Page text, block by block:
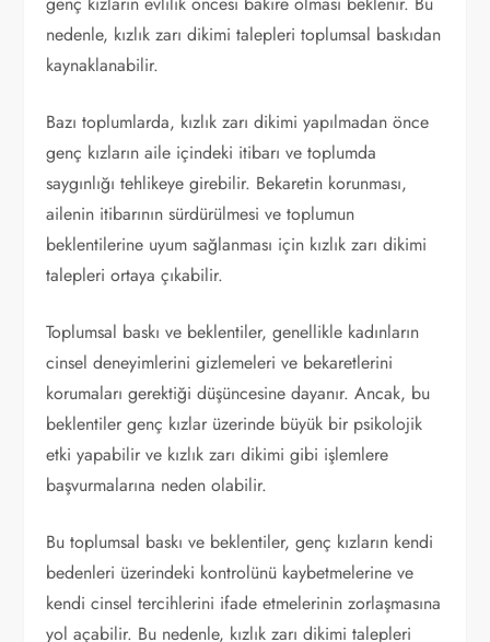
nedenle, kızlık zarı dikimi talepleri toplumsal baskıdan
kaynaklanabilir.
Bazı toplumlarda, kızlık zarı dikimi yapılmadan önce
genç kızların aile içindeki itibarı ve toplumda
saygınlığı tehlikeye girebilir. Bekaretin korunması,
ailenin itibarının sürdürülmesi ve toplumun
beklentilerine uyum sağlanması için kızlık zarı dikimi
talepleri ortaya çıkabilir.
Toplumsal baskı ve beklentiler, genellikle kadınların
cinsel deneyimlerini gizlemeleri ve bekaretlerini
korumaları gerektiği düşüncesine dayanır. Ancak, bu
beklentiler genç kızlar üzerinde büyük bir psikolojik
etki yapabilir ve kızlık zarı dikimi gibi işlemlere
başvurmalarına neden olabilir.
Bu toplumsal baskı ve beklentiler, genç kızların kendi
bedenleri üzerindeki kontrolünü kaybetmelerine ve
kendi cinsel tercihlerini ifade etmelerinin zorlaşmasına
yol açabilir. Bu nedenle, kızlık zarı dikimi talepleri